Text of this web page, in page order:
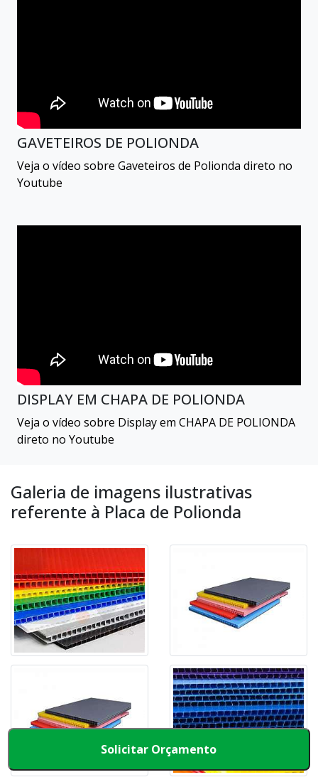
Solicitar Orçamento
GAVETEIROS DE POLIONDA
Veja o vídeo sobre Gaveteiros de Polionda direto no
Youtube
DISPLAY EM CHAPA DE POLIONDA
Veja o vídeo sobre Display em CHAPA DE POLIONDA
direto no Youtube
Galeria de imagens ilustrativas
referente à Placa de Polionda